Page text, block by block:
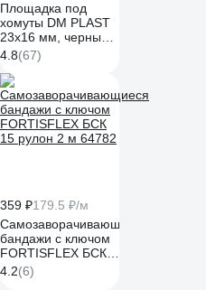
Площадка под
хомуты DM PLAST
23x16 мм, черный,
полиамид, 100 шт.
P1dm
4.8(67)
359 ₽179.5 ₽/м
Самозаворачивающиеся
бандажи с ключом
FORTISFLEX БСК
15 рулон 2 м 64782
4.2(6)